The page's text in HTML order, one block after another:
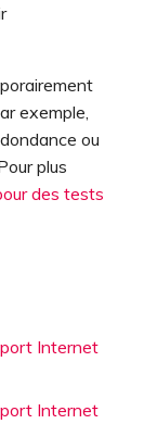
exemple,
ou
plus
des tests
Internet
Internet